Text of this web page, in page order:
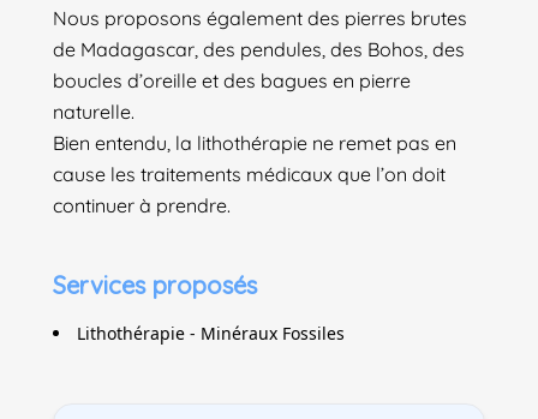
Nous proposons également des pierres brutes
de Madagascar, des pendules, des Bohos, des
boucles d’oreille et des bagues en pierre
naturelle.
Bien entendu, la lithothérapie ne remet pas en
cause les traitements médicaux que l’on doit
continuer à prendre.
Services proposés
Lithothérapie - Minéraux Fossiles